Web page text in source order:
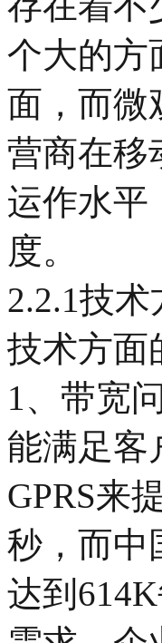
个大的方
面，而微
营商在移
运作水平
度。
2.2.1技术
技术方面
1、带宽
能满足客
GPRS来
秒，而中
达到